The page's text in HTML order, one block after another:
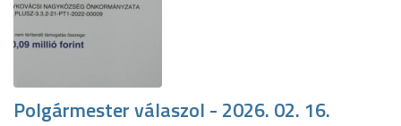
Polgármester válaszol - 2026. 02. 16.